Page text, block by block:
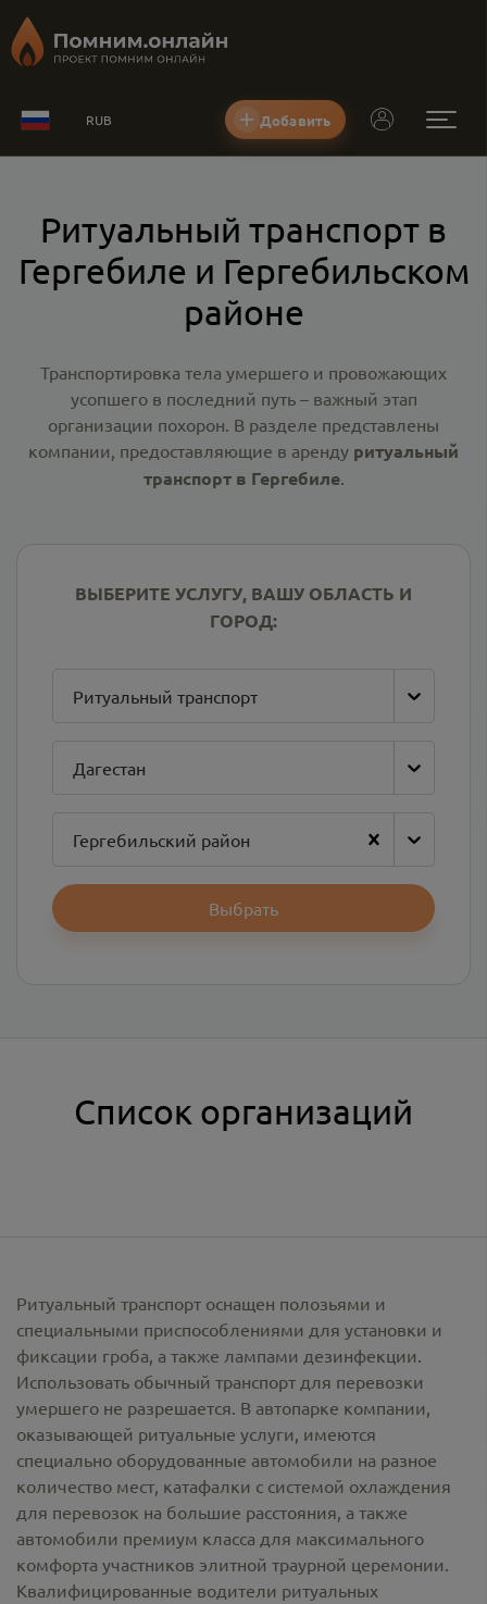
RUB Добавить
Ритуальный транспорт в
Гергебиле и Гергебильском
районе
Транспортировка тела умершего и провожающих
усопшего в последний путь – важный этап
организации похорон. В разделе представлены
компании, предоставляющие в аренду ритуальный
транспорт в Гергебиле.
ВЫБЕРИТЕ УСЛУГУ, ВАШУ ОБЛАСТЬ И
ГОРОД:
Ритуальный транспорт
Дагестан
Гергебильский район
Выбрать
Список организаций
Ритуальный транспорт оснащен полозьями и
специальными приспособлениями для установки и
фиксации гроба, а также лампами дезинфекции.
Использовать обычный транспорт для перевозки
умершего не разрешается. В автопарке компании,
оказывающей ритуальные услуги, имеются
специально оборудованные автомобили на разное
количество мест, катафалки с системой охлаждения
для перевозок на большие расстояния, а также
автомобили премиум класса для максимального
комфорта участников элитной траурной церемонии.
Квалифицированные водители ритуальных